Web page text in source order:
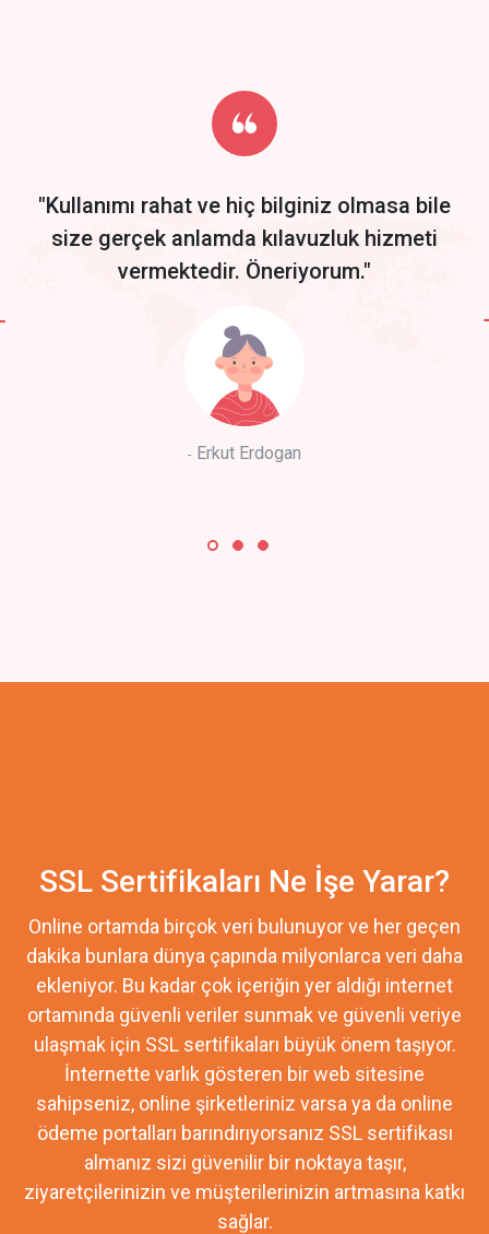
Start by trying our service for 30 days free trial no credit card
required.
"Kullanımı rahat ve hiç bilginiz olmasa bile
size gerçek anlamda kılavuzluk hizmeti
vermektedir. Öneriyorum."
Erkut Erdogan
SSL Sertifikaları Ne İşe Yarar?
Online ortamda birçok veri bulunuyor ve her geçen
dakika bunlara dünya çapında milyonlarca veri daha
ekleniyor. Bu kadar çok içeriğin yer aldığı internet
ortamında güvenli veriler sunmak ve güvenli veriye
ulaşmak için SSL sertifikaları büyük önem taşıyor.
İnternette varlık gösteren bir web sitesine
sahipseniz, online şirketleriniz varsa ya da online
ödeme portalları barındırıyorsanız SSL sertifikası
almanız sizi güvenilir bir noktaya taşır,
ziyaretçilerinizin ve müşterilerinizin artmasına katkı
sağlar.